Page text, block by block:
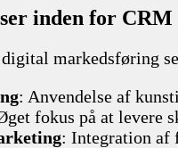
inden for
markedsføring
: Anvendelse af
fokus på at levere
: Integration af